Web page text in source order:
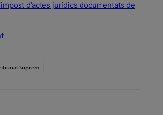
d’actes jurídics documentats de
Suprem